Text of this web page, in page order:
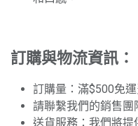
訂購與物流資訊：
訂購量：滿$500免
請聯繫我們的銷售團
送貨服務：我們將提